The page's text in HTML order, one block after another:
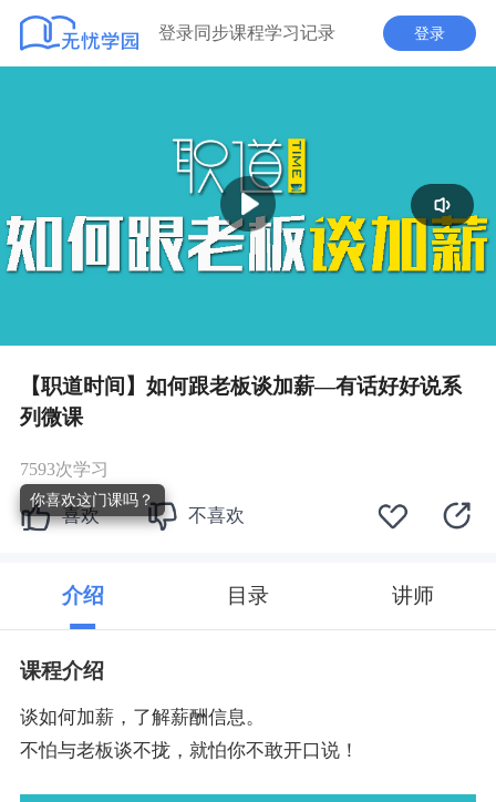
登录同步课程学习记录 登录
播
放
【职道时间】如何跟老板谈加薪—有话好好说系
列微课
7593次学习
喜欢 不喜欢
你喜欢这门课吗？
介绍 目录 讲师
课程介绍
谈如何加薪，了解薪酬信息。
不怕与老板谈不拢，就怕你不敢开口说！